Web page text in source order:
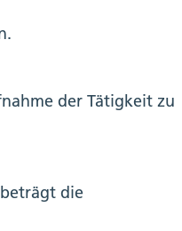
der Tätigkeit zu
die